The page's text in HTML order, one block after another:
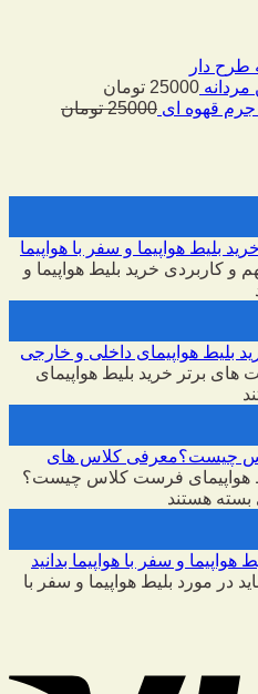
طرح دار
25000 تومان
جرم قهوه ای 25000 تومان
بلیط هواپیما و سفر با هواپیما
و کاربردی خرید بلیط هواپیما و
بلیط هواپیمای داخلی و خارجی
برتر خرید بلیط هواپیمای
چیست؟معرفی کلاس های
هواپیمای فرست کلاس چیست؟
بسته هستند
هواپیما و سفر با هواپیما بدانید
در مورد بلیط هواپیما و سفر با